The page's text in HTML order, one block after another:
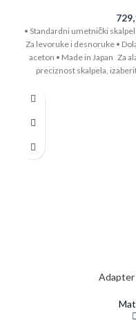
• Standardni umetnički
Za levoruke i desnoruke •
aceton • Made in Japan Za
preciznost skalpela,
Vrhunsko sečivo od
Promena nožića je
Adapter